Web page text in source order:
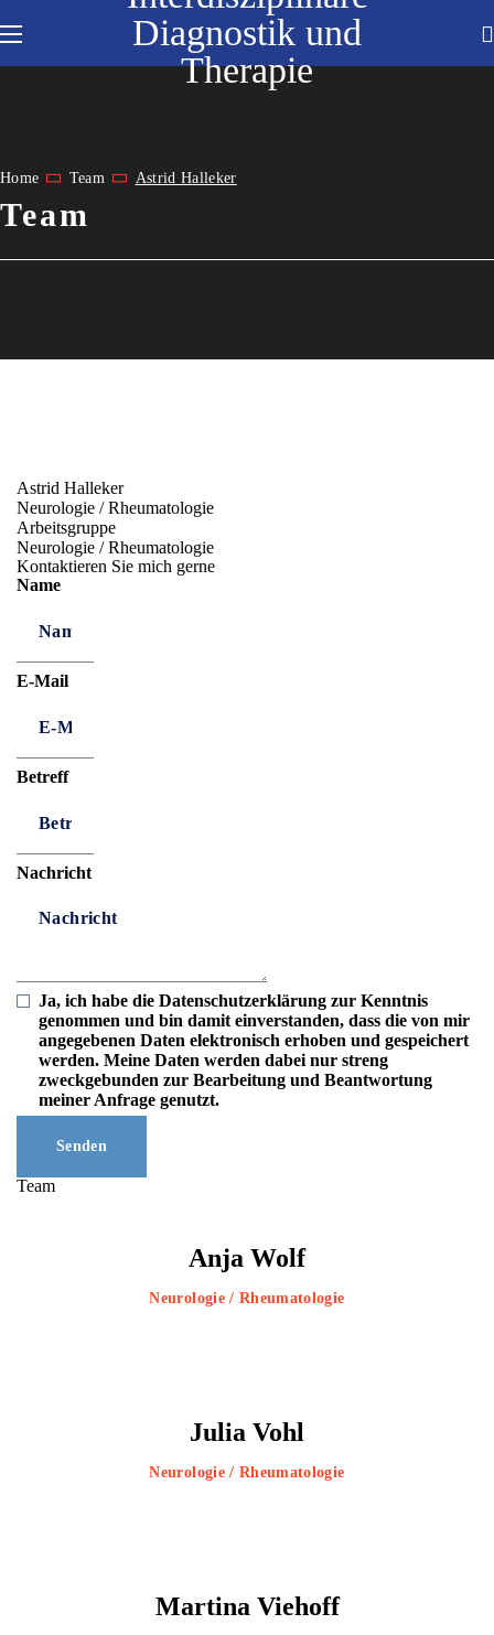
Diagnostik und
Therapie
Home Team Astrid Halleker
Team
Astrid Halleker
Neurologie / Rheumatologie
Arbeitsgruppe
Neurologie / Rheumatologie
Kontaktieren Sie mich gerne
Name
E-Mail
Betreff
Nachricht
Ja, ich habe die Datenschutzerklärung zur Kenntnis
genommen und bin damit einverstanden, dass die von mir
angegebenen Daten elektronisch erhoben und gespeichert
werden. Meine Daten werden dabei nur streng
zweckgebunden zur Bearbeitung und Beantwortung
meiner Anfrage genutzt.
Senden
Team
Anja Wolf
Neurologie / Rheumatologie
Julia Vohl
Neurologie / Rheumatologie
Martina Viehoff